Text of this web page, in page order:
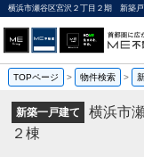
TOPページ > 物件検索 >
新築一戸建て
横浜市
２棟